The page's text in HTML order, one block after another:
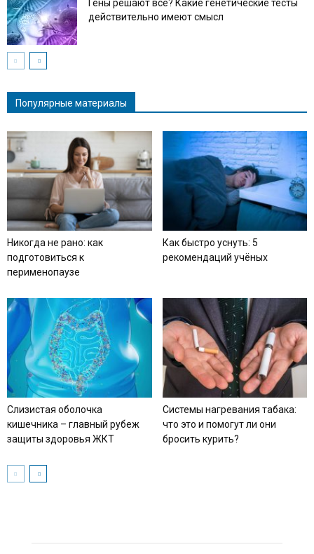
Гены решают всё? Какие генетические тесты
действительно имеют смысл
Популярные материалы
Никогда не рано: как
подготовиться к
перименопаузе
Как быстро уснуть: 5
рекомендаций учёных
Слизистая оболочка
кишечника – главный рубеж
защиты здоровья ЖКТ
Системы нагревания табака:
что это и помогут ли они
бросить курить?